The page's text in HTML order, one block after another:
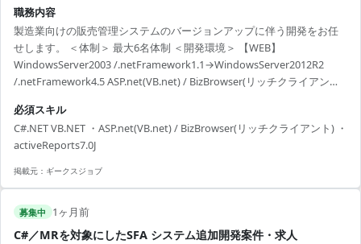
職務内容
製造業向けの販売管理システムのバージョンアップに伴う開発をお任
せします。 ＜体制＞ 最大6名体制 ＜開発環境＞ 【WEB】
WindowsServer2003 /.netFramework1.1→WindowsServer2012R2
/.netFramework4.5 ASP.net(VB.net) / BizBrowser(リッチクライアント)
SQLServer2008R2→WindowsServer2012R2 / SQLServer2012
必須スキル
C#.NET VB.NET ・ASP.net(VB.net) / BizBrowser(リッチクライアント) ・
activeReports7.0J
掲載元： ギークスジョブ
募集中 1ヶ月前
C#／MRを対象にしたSFA システム追加開発案件・求人